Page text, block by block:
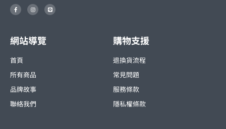
F
a
c
k
-
I
n
s
r
a
m
L
i
n
網站導覽
首頁
所有商品
品牌故事
聯絡我們
購物支援
退換貨流程
常見問題
服務條款
隱私權條款